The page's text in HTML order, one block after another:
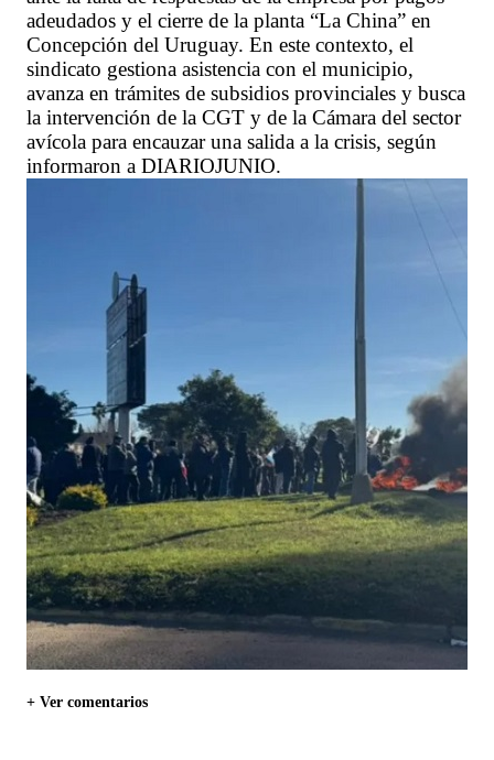
adeudados y el cierre de la planta “La China” en
Concepción del Uruguay. En este contexto, el
sindicato gestiona asistencia con el municipio,
avanza en trámites de subsidios provinciales y busca
la intervención de la CGT y de la Cámara del sector
avícola para encauzar una salida a la crisis, según
informaron a DIARIOJUNIO.
+ Ver comentarios